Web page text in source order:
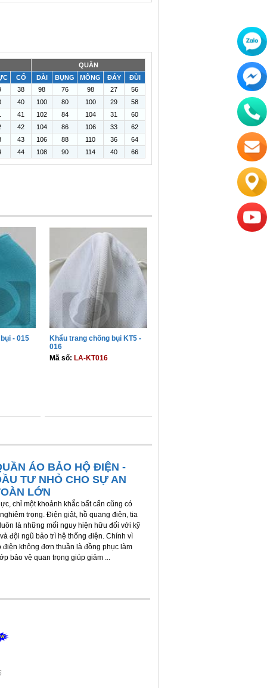
QUẦN
CỔ DÀI BỤNG MÔNG ĐÁY
ĐÙI
38 98 76 98 27
56
40 100 80 100 29
58
41 102 84 104 31
60
42 104 86 106 33
62
43 106 88 110 36
64
44 108 90 114 40 66
- 015
Khẩu trang chống bụi KT5 -
016
Mã số: LA-KT016
ÁO BẢO HỘ ĐIỆN -
TƯ NHỎ CHO SỰ AN
LỚN
chỉ một khoảnh khắc bất cẩn cũng có
trọng. Điện giật, hồ quang điện, tia
là những mối nguy hiện hữu đối với kỹ
đội ngũ bảo trì hệ thống điện. Chính vì
điện không đơn thuần là đồng phục làm
bảo vệ quan trọng giúp giảm ...